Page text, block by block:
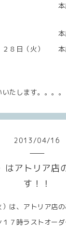
） 本店・
） 本店の
２８日（火） 本
たします。。。。
2013 /04/16
はアトリア店
す！！
は、アトリア店の
１７時ラストオーダ